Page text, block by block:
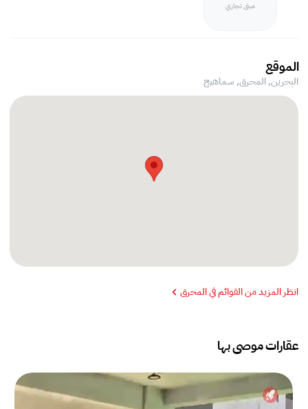
مبنى تجاري
الموقع
البحرين, المحرق, سماهيج
انظر المزيد من القوائم في المحرق
عقارات موصى بها